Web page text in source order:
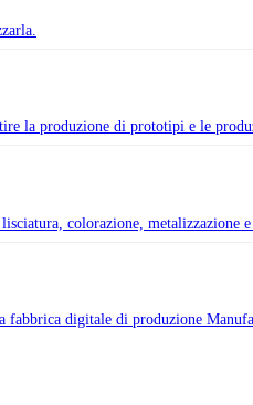
la produzione di prototipi e le
colorazione, metalizzazione
fabbrica digitale di produzione